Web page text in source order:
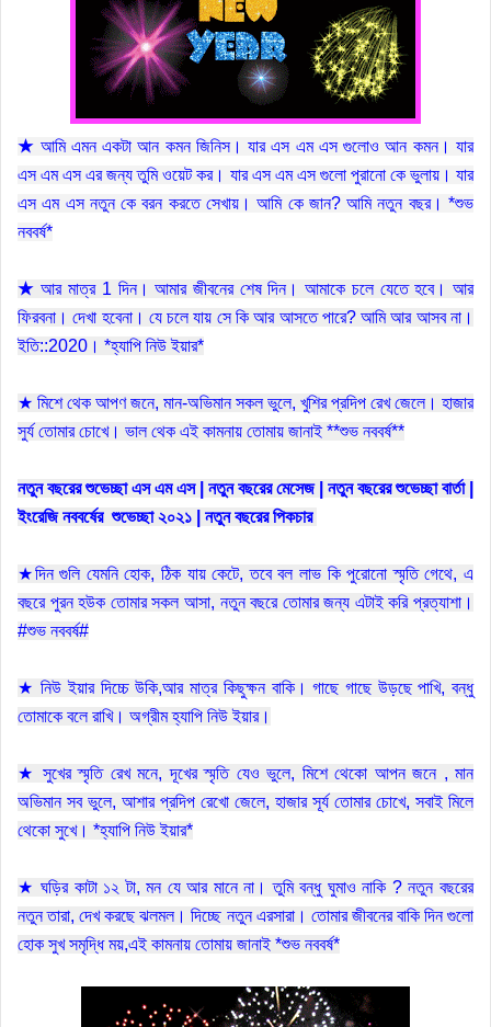
★ আমি এমন একটা আন কমন জিনিস। যার এস এম এস গুলোও আন কমন। যার
এস এম এস এর জন্য তুমি ওয়েট কর। যার এস এম এস গুলো পুরানো কে ভুলায়। যার
এস এম এস নতুন কে বরন করতে সেখায়। আমি কে জান? আমি নতুন বছর। *শুভ
নববর্ষ*
★আর মাত্র 1 দিন। আমার জীবনের শেষ দিন। আমাকে চলে যেতে হবে। আর
ফিরবনা। দেখা হবেনা। যে চলে যায় সে কি আর আসতে পারে? আমি আর আসব না।
ইতি::2020। *হ্যাপি নিউ ইয়ার*
★ মিশে থেক আপণ জনে, মান-অভিমান সকল ভুলে, খুশির প্রদিপ রেখ জেলে। হাজার
সুর্য তোমার চোখে। ভাল থেক এই কামনায় তোমায় জানাই **শুভ নববর্ষ**
নতুন বছরের শুভেচ্ছা এস এম এস | নতুন বছরের মেসেজ | নতুন বছরের শুভেচ্ছা বার্তা |
ইংরেজি নববর্ষের শুভেচ্ছা ২০২১ | নতুন বছরের পিকচার
★দিন গুলি যেমনি হোক, ঠিক যায় কেটে, তবে বল লাভ কি পুরোনো স্মৃতি গেথে, এ
বছরে পুরন হউক তোমার সকল আসা, নতুন বছরে তোমার জন্য এটাই করি প্রত্যাশা।
#শুভ নববর্ষ#
★ নিউ ইয়ার দিচ্চে উকি,আর মাত্র কিছুক্ষন বাকি। গাছে গাছে উড়ছে পাখি, বন্ধু
তোমাকে বলে রাখি। অগ্রীম হ্যাপি নিউ ইয়ার।
★ সুখের স্মৃতি রেখ মনে, দূখের স্মৃতি যেও ভুলে, মিশে থেকো আপন জনে , মান
অভিমান সব ভুলে, আশার প্রদিপ রেখো জেলে, হাজার সূর্য তোমার চোখে, সবাই মিলে
থেকো সুখে। *হ্যাপি নিউ ইয়ার*
★ ঘড়ির কাটা ১২ টা, মন যে আর মানে না। তুমি বন্ধু ঘুমাও নাকি ? নতুন বছরের
নতুন তারা, দেখ করছে ঝলমল। দিচ্ছে নতুন এরসারা। তোমার জীবনের বাকি দিন গুলো
হোক সুখ সমৃদ্ধি ময়,এই কামনায় তোমায় জানাই *শুভ নববর্ষ*